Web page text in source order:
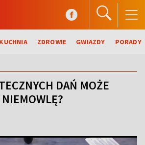
KUCHNIA ZDROWIE GWIAZDY PORADY
DAŃ MOŻE